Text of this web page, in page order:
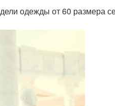
одежды от 60 размера